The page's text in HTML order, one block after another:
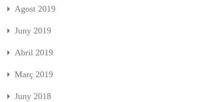
Agost 2019
Juny 2019
Abril 2019
Març 2019
Juny 2018